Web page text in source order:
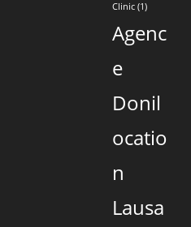
Clinic (1)
Agenc
e
Donil
ocatio
n
Lausa